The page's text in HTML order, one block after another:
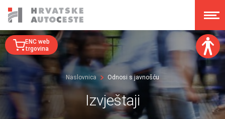
Veličina fonta:
A A A A
Disleksija:
ENC web
trgovina
Naslovnica Odnosi s javnošću
Izvještaji